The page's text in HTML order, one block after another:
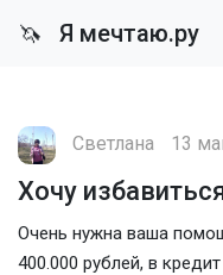
🦄 Я мечтаю.ру
Светлана 13
Хочу
Очень нужна ваша
400.000 рублей, в